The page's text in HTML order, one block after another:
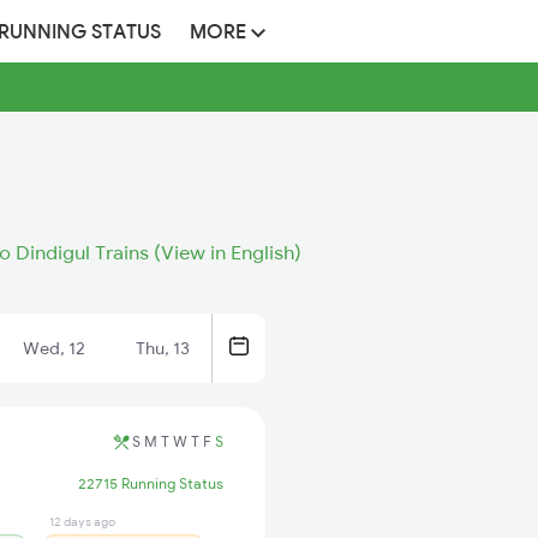
STATUS MORE
Dindigul Trains (View in English)
Wed, 12 Thu, 13
S M T W T F S
22715 Running Status
12 days ago